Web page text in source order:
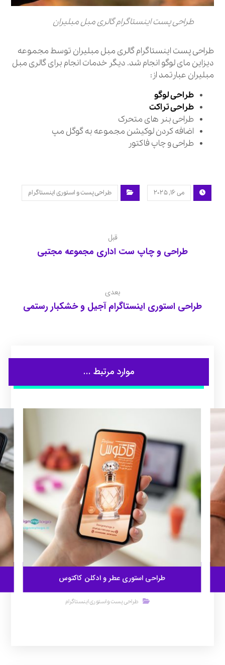
طراحی پست اینستاگرام گالری مبل مبلیران
طراحی پست اینستاگرام گالری مبل مبلیران توسط مجموعه
دیزاین مای لوگو انجام شد. دیگر خدمات انجام برای گالری مبل
مبلیران عبارتمد از:
طراحی لوگو
طراحی تراکت
طراحی بنر های متحرک
اضافه کردن لوکیشن مجموعه به گوگل مپ
طراحی و چاپ فاکتور
می ۱۶, ۲۰۲۵ طراحی پست و استوری اینستاگرام
قبل
طراحی و چاپ ست اداری مجموعه مجتبی
بعدی
طراحی استوری اینستاگرام آجیل و خشکبار رستمی
موارد مرتبط ...
طراحی استوری عطر و ادکلن کاکتوس
طراحی پست و استوری اینستاگرام